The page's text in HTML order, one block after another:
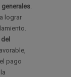
generales.
lograr
pago